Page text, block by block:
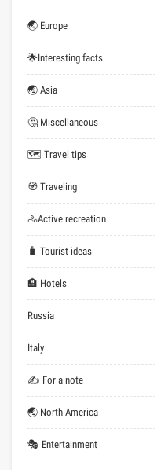
🌏 Europe
🌟Interesting facts
🌏 Asia
🤔 Miscellaneous
🗺 Travel tips
🧭 Traveling
🚴Active recreation
🧳 Tourist ideas
🏨 Hotels
Russia
Italy
✍ For a note
🌏 North America
🎭 Entertainment